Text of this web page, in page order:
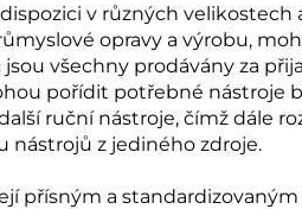
v různých
opravy a výrobu,
všechny prodávány za
pořídit potřebné nástroje
ruční nástroje, čímž dále
z jediného zdroje.
přísným a